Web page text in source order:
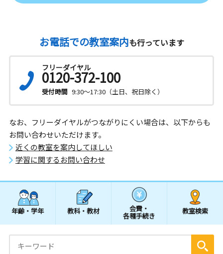
お電話での教室案内も行っています
フリーダイヤル
0120-372-100
受付時間 9:30～17:30（土日、祝日除く）
なお、フリーダイヤルがつながりにくい場合は、以下からも
お問い合わせいただけます。
近くの教室を案内してほしい
学習に関するお問い合わせ
年齢・学年 教科・教材 会費・
各種手続き
教室検索